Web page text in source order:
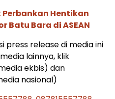
Perbankan Hentikan
Batu Bara di ASEAN
press release di media ini
lainnya, klik
ekbis) dan
nasional)